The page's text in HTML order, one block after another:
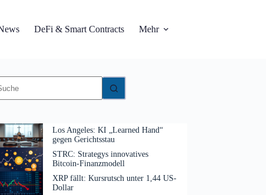
DeFi & Smart Contracts Mehr
Los Angeles: KI „Learned Hand“
gegen Gerichtsstau
STRC: Strategys innovatives
Bitcoin-Finanzmodell
XRP fällt: Kursrutsch unter 1,44 US-
Dollar